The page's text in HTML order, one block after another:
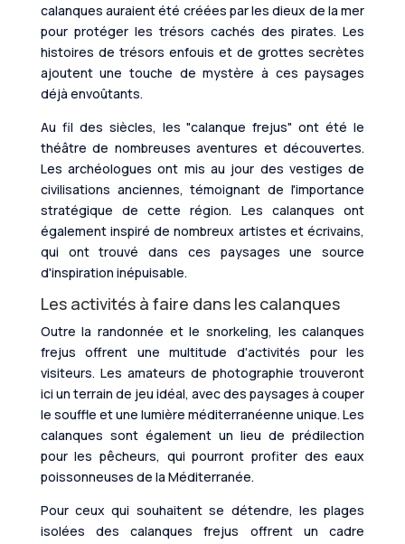
calanques auraient été créées par les dieux de la mer
pour protéger les trésors cachés des pirates. Les
histoires de trésors enfouis et de grottes secrètes
ajoutent une touche de mystère à ces paysages
déjà envoûtants.
Au fil des siècles, les "calanque frejus" ont été le
théâtre de nombreuses aventures et découvertes.
Les archéologues ont mis au jour des vestiges de
civilisations anciennes, témoignant de l'importance
stratégique de cette région. Les calanques ont
également inspiré de nombreux artistes et écrivains,
qui ont trouvé dans ces paysages une source
d'inspiration inépuisable.
Les activités à faire dans les calanques
Outre la randonnée et le snorkeling, les calanques
frejus offrent une multitude d'activités pour les
visiteurs. Les amateurs de photographie trouveront
ici un terrain de jeu idéal, avec des paysages à couper
le souffle et une lumière méditerranéenne unique. Les
calanques sont également un lieu de prédilection
pour les pêcheurs, qui pourront profiter des eaux
poissonneuses de la Méditerranée.
Pour ceux qui souhaitent se détendre, les plages
isolées des calanques frejus offrent un cadre